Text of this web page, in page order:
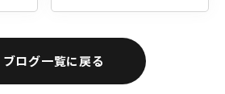
ブログ一覧に戻る